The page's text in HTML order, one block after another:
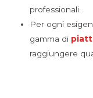
professionali.
Per ogni
gamma di
raggiungere